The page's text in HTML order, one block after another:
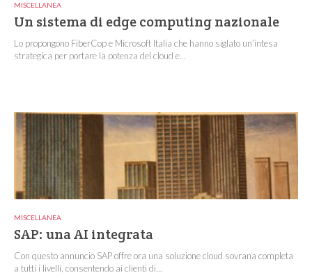
MISCELLANEA
Un sistema di edge computing nazionale
Lo propongono FiberCop e Microsoft Italia che hanno siglato un’intesa
strategica per portare la potenza del cloud e...
MISCELLANEA
SAP: una AI integrata
Con questo annuncio SAP offre ora una soluzione cloud sovrana completa
a tutti i livelli, consentendo ai clienti di...